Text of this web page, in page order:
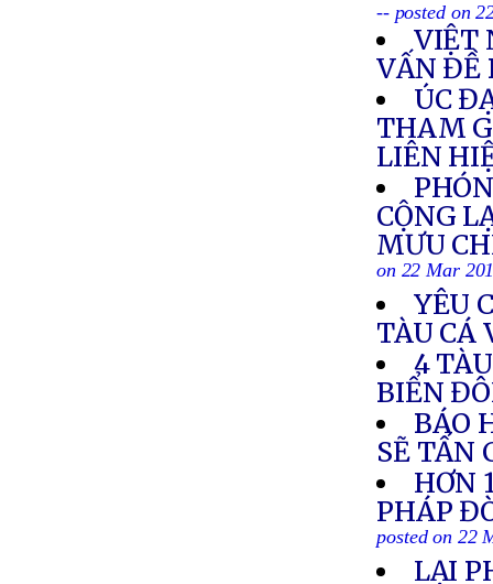
-- posted on
VIỆT
VẤN ĐỀ
ÚC
THAM
LIÊN
CỘNG
MƯU
on 22 Mar
YÊU
TÀU CÁ
4
BIỂN
BÁO
SẼ TẤN
HƠN
PHÁP
posted on 22
LẠI